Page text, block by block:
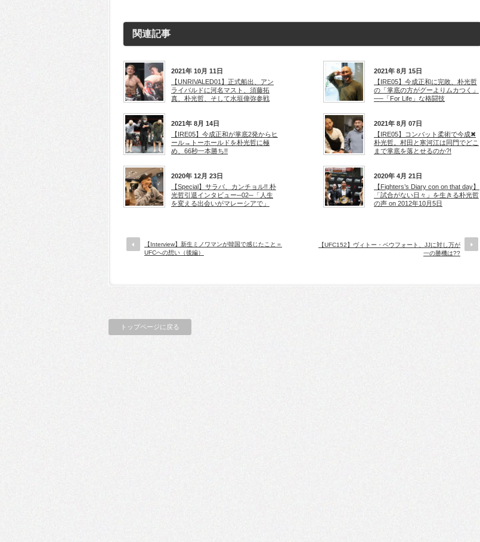
関連記事
2021年 10月 11日
【UNRIVALED01】正式船出、アン
ライバルドに河名マスト、須藤拓
真、朴光哲、そして水垣偉弥参戦
2021年 8月 15日
【IRE05】今成正和に完敗、朴光哲
の「掌底の方がグーよりムカつく」
──「For Life」な格闘技
2021年 8月 14日
【IRE05】今成正和が掌底2発からヒ
ール→トーホールドを朴光哲に極
め、66秒一本勝ち!!
2021年 8月 07日
【IRE05】コンバット柔術で今成✖
朴光哲。村田と寒河江は同門でどこ
まで掌底を落とせるのか?!
2020年 12月 23日
【Special】サラバ、カンチョル!! 朴
光哲引退インタビュー─02─「人生
を変える出会いがマレーシアで」
2020年 4月 21日
【Fighters’s Diary con on that day】
「試合がない日々」を生きる朴光哲
の声 on 2012年10月5日
【Interview】新生ミノワマンが韓国で感じたこと＝
UFCへの想い（後編）
【UFC152】ヴィトー・ベウフォート、JJに対し万が
一の勝機は??
トップページに戻る